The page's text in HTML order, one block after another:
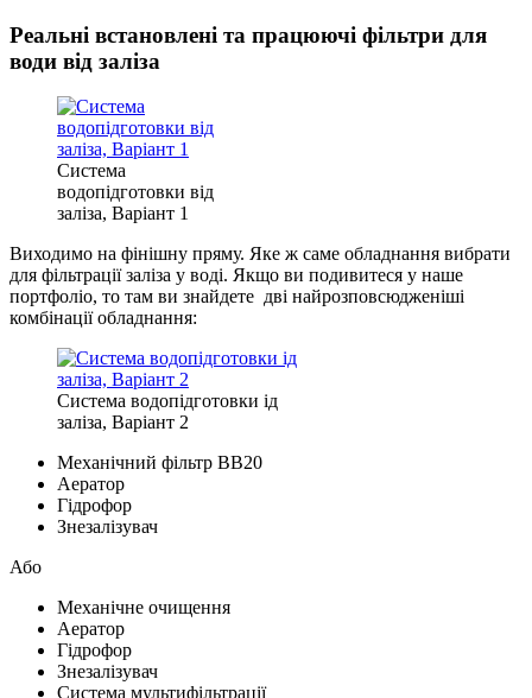
Реальні встановлені та працюючі фільтри для
води від заліза
Система
водопідготовки від
заліза, Варіант 1
Виходимо на фінішну пряму. Яке ж саме обладнання вибрати
для фільтрації заліза у воді. Якщо ви подивитеся у наше
портфоліо, то там ви знайдете дві найрозповсюдженіші
комбінації обладнання:
Система водопідготовки ід
заліза, Варіант 2
Механічний фільтр ВВ20
Аератор
Гідрофор
Знезалізувач
Або
Механічне очищення
Аератор
Гідрофор
Знезалізувач
Система мультифільтрації